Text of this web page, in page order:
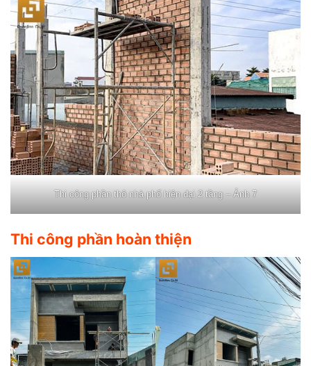
Thi công phần thô nhà phố hiện đại 2 tầng – Ảnh 7
Thi công phần hoàn thiện